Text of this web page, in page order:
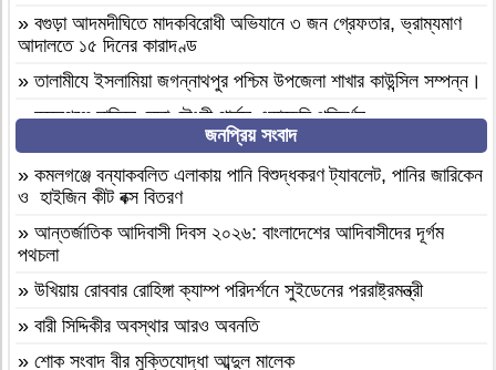
» বগুড়া আদমদীঘিতে মাদকবিরোধী অভিযানে ৩ জন গ্রেফতার, ভ্রাম্যমাণ
আদালতে ১৫ দিনের কারাদণ্ড
»‎তালামীযে ইসলামিয়া জগন্নাথপুর পশ্চিম উপজেলা শাখার কাউন্সিল সম্পন্ন।
»কমলগঞ্জে হাবিবুন নেছা চৌধুরী গার্লস একাডেমি পরিদর্শন
»আসামীরা জামিনে মুক্ত; মামলা আপোষের প্রস্তাব; বাদীর পরিবারকে হুমকি-
ধামকিকমলগঞ্জে বহুল আলোচিত স্কুল শিক্ষিকা হত্যার অভিযোগপত্র দাখিল
»
কমলগঞ্জে নিরাপদ সড়ক চাই এর পরিচিতি সভা অনুষ্ঠিত
» শোক সংবাদ॥ রসমোহন সিংহ ॥
ফ্যাসিবাদবিরোধী সমন্বিত শক্তির ফল জুলাই আন্দোলন: রেদোয়ান মাজহারি
বগুড়া আদমদীঘিতে হিন্দু গৃহবধূকে শ্লীলতাহানির চেষ্টার অভিযোগে
গ্রেপ্তার-১
জনপ্রিয় সংবাদ
» কমলগঞ্জে বন্যাকবলিত এলাকায় পানি বিশুদ্ধকরণ ট্যাবলেট, পানির জারিকেন
ও হাইজিন কীট বক্স বিতরণ
» আন্তর্জাতিক আদিবাসী দিবস ২০২৬: বাংলাদেশের আদিবাসীদের দূর্গম
পথচলা
» উখিয়ায় রোববার রোহিঙ্গা ক্যাম্প পরিদর্শনে সুইডেনের পররাষ্ট্রমন্ত্রী
» বারী সিদ্দিকীর অবস্থার আরও অবনতি
» শোক সংবাদ বীর মুক্তিযোদ্ধা আব্দুল মালেক